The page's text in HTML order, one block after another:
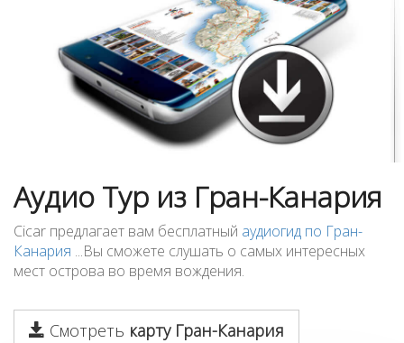
Аудио Тур из Гран-Канария
Cicar предлагает вам бесплатный аудиогид по Гран-
Канария ...Вы сможете слушать о самых интересных
мест острова во время вождения.
Смотреть карту Гран-Канария